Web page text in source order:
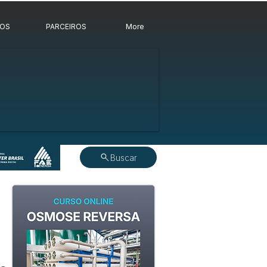
PARCEIROS More
Buscar